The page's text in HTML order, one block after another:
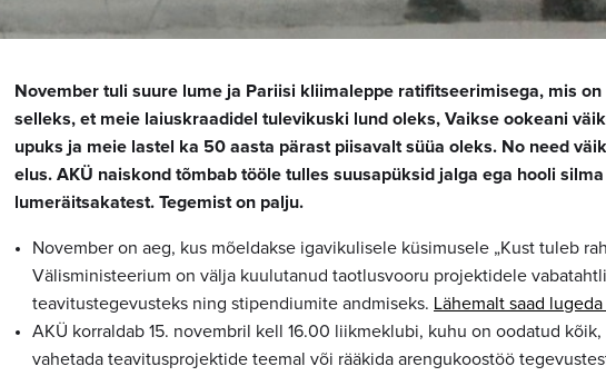
November tuli suure lume ja Pariisi kliimaleppe ratifitseerimisega, mis
selleks, et meie laiuskraadidel tulevikuski lund oleks, Vaikse ookeani
upuks ja meie lastel ka 50 aasta pärast piisavalt süüa oleks. No need
elus. AKÜ naiskond tõmbab tööle tulles suusapüksid jalga ega hooli
lumeräitsakatest. Tegemist on palju.
November on aeg, kus mõeldakse igavikulisele küsimusele „Kust tuleb
Välisministeerium on välja kuulutanud taotlusvooru projektidele
teavitustegevusteks ning stipendiumite andmiseks. Lähemalt saad
AKÜ korraldab 15. novembril kell 16.00 liikmeklubi, kuhu on oodatud
vahetada teavitusprojektide teemal või rääkida arengukoostöö